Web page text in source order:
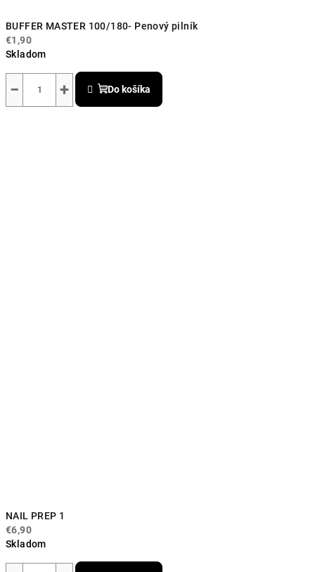
BUFFER MASTER 100/180- Penový pilník
€1,90
Skladom
produktu
je
+
− Do košíka
NAIL PREP 1
€6,90
Skladom